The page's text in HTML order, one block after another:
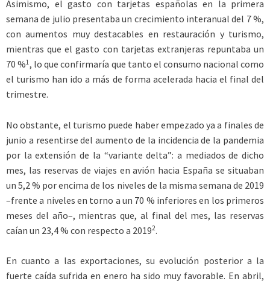
Asimismo, el gasto con tarjetas españolas en la primera
semana de julio presentaba un crecimiento interanual del 7 %,
con aumentos muy destacables en restauración y turismo,
mientras que el gasto con tarjetas extranjeras repuntaba un
70 %1 , lo que confirmaría que tanto el consumo nacional como
el turismo han ido a más de forma acelerada hacia el final del
trimestre.
No obstante, el turismo puede haber empezado ya a finales de
junio a resentirse del aumento de la incidencia de la pandemia
por la extensión de la “variante delta”: a mediados de dicho
mes, las reservas de viajes en avión hacia España se situaban
un 5,2 % por encima de los niveles de la misma semana de 2019
–frente a niveles en torno a un 70 % inferiores en los primeros
meses del año–, mientras que, al final del mes, las reservas
caían un 23,4 % con respecto a 20192.
En cuanto a las exportaciones, su evolución posterior a la
fuerte caída sufrida en enero ha sido muy favorable. En abril,